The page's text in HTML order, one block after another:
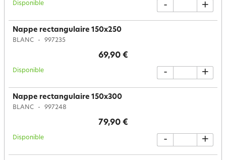
Disponible - +
Nappe rectangulaire 150x250
BLANC 997235
69,90 €
Disponible - +
Nappe rectangulaire 150x300
BLANC 997248
79,90 €
Disponible - +